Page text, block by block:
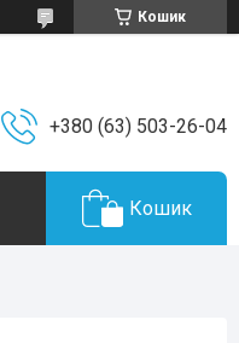
Кошик
+380 (63) 503-26-04
Кошик